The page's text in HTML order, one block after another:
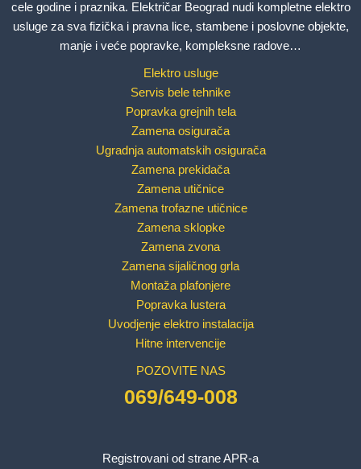
cele godine i praznika. Električar Beograd nudi kompletne elektro
usluge za sva fizička i pravna lice, stambene i poslovne objekte,
manje i veće popravke, kompleksne radove…
Elektro usluge
Servis bele tehnike
Popravka grejnih tela
Zamena osigurača
Ugradnja automatskih osigurača
Zamena prekidača
Zamena utičnice
Zamena trofazne utičnice
Zamena sklopke
Zamena zvona
Zamena sijaličnog grla
Montaža plafonjere
Popravka lustera
Uvodjenje elektro instalacija
Hitne intervencije
POZOVITE NAS
069/649-008
Registrovani od strane APR-a